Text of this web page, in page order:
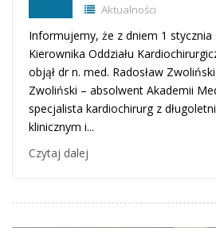
Aktualności
Informujemy, że z dniem 1
Kierownika Oddziału
objął dr n. med. Radosław
Zwoliński – absolwent Akademii
specjalista kardiochirurg z
klinicznym i...
Czytaj dalej